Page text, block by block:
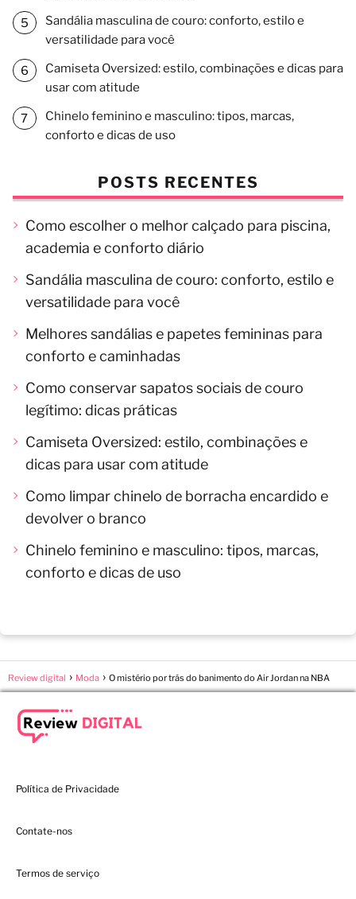
Sandália masculina de couro: conforto, estilo e
versatilidade para você
Camiseta Oversized: estilo, combinações e dicas para
usar com atitude
Chinelo feminino e masculino: tipos, marcas,
conforto e dicas de uso
POSTS RECENTES
Como escolher o melhor calçado para piscina,
academia e conforto diário
Sandália masculina de couro: conforto, estilo e
versatilidade para você
Melhores sandálias e papetes femininas para
conforto e caminhadas
Como conservar sapatos sociais de couro
legítimo: dicas práticas
Camiseta Oversized: estilo, combinações e
dicas para usar com atitude
Como limpar chinelo de borracha encardido e
devolver o branco
Chinelo feminino e masculino: tipos, marcas,
conforto e dicas de uso
Review digital Moda O mistério por trás do banimento do Air Jordan na NBA
Política de Privacidade
Contate-nos
Termos de serviço